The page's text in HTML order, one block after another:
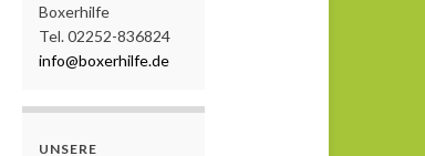
Boxerhilfe
Tel. 02252-836824
info@boxerhilfe.de
UNSERE